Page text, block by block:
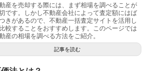
産を売却する際には、まず相場を調べることが
です。しかし不動産会社によって査定額にはば
きがあるので、不動産一括査定サイトを活用し
較することをおすすめします。このページでは
産の相場を調べる方法をご紹介。
記事を読む